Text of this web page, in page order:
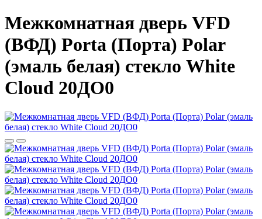
Межкомнатная дверь VFD
(ВФД) Porta (Порта) Polar
(эмаль белая) стекло White
Cloud 20ДО0